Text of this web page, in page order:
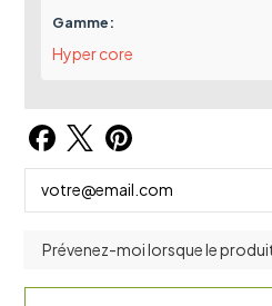
Gamme:
Hyper core